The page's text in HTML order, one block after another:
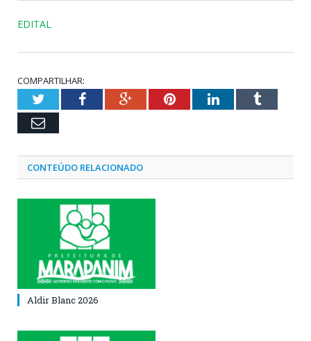
EDITAL
COMPARTILHAR:
TwitterFacebookGoogle+PinterestLinkedInTumblr
Email
CONTEÚDO RELACIONADO
Aldir Blanc 2026